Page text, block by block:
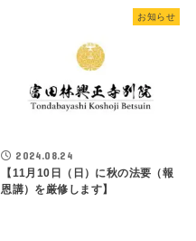
お知らせ
2024.08.24
【11月10日（日）に秋の法要（報
恩講）を厳修します】